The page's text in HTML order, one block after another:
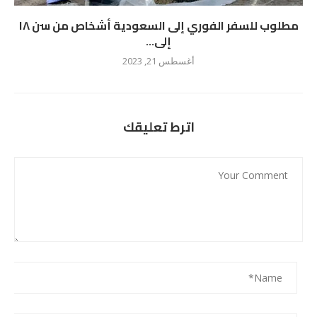
مطلوب للسفر الفوري إلى السعودية أشخاص من سن ١٨
إلى...
أغسطس 21, 2023
اترط تعليقك